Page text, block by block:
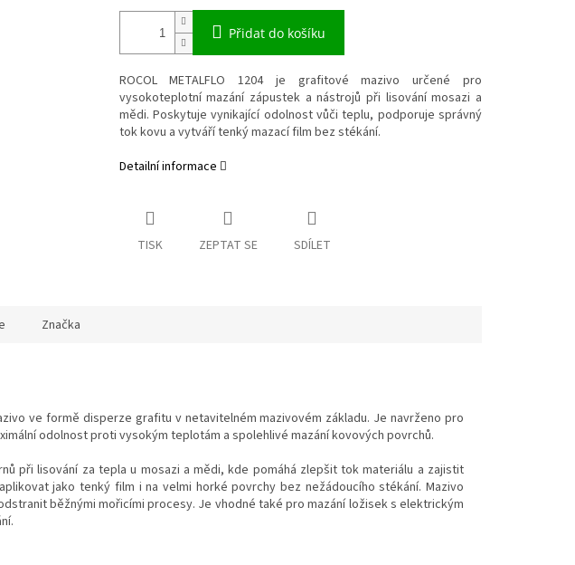
Přidat do košíku
ROCOL METALFLO 1204 je grafitové mazivo určené pro
vysokoteplotní mazání zápustek a nástrojů při lisování mosazi a
mědi. Poskytuje vynikající odolnost vůči teplu, podporuje správný
tok kovu a vytváří tenký mazací film bez stékání.
Detailní informace
TISK ZEPTAT SE SDÍLET
Značka
ve formě disperze grafitu v netavitelném mazivovém základu. Je navrženo pro
odolnost proti vysokým teplotám a spolehlivé mazání kovových povrchů.
při lisování za tepla u mosazi a mědi, kde pomáhá zlepšit tok materiálu a zajistit
jako tenký film i na velmi horké povrchy bez nežádoucího stékání. Mazivo
běžnými mořicími procesy. Je vhodné také pro mazání ložisek s elektrickým